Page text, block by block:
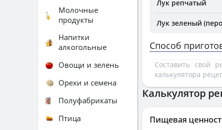
Лук репчатый
Лук зеленый
Способ
Составить свой
калькулятора
Калькулятор
Пищевая
Молочные
продукты
Напитки
алкогольные
Овощи и зелень
Орехи и семена
Полуфабрикаты
Птица